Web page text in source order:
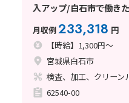
入アップ/白石市で働き
カー通勤OK/重量物一切
月収例233,318 円
【時給】1,300円～
宮城県白石市
検査、加工、クリーン
62540-00